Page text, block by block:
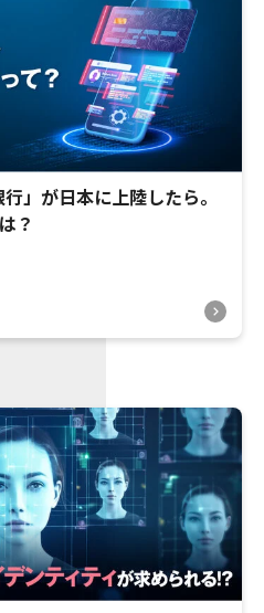
」が日本に上陸したら。
？